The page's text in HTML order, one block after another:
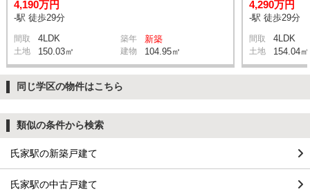
4,190万円
-駅 徒歩29分
間取 4LDK 築年 新築
土地 150.03㎡ 建物 104.95㎡
4,290万円
-駅 徒歩29分
間取 4LDK
土地 154.04㎡
同じ学区の物件はこちら
類似の条件から検索
氏家駅の新築戸建て
氏家駅の中古戸建て